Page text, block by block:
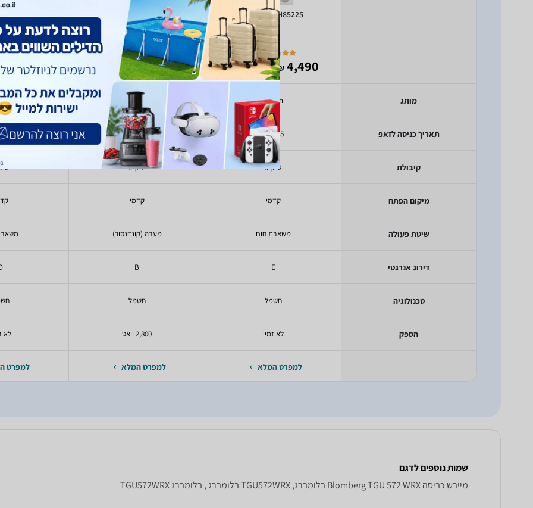
מותג
תאריך כניסה לזאפ
קיבולת
מיקום הפתח
שיטת פעולה
דירוג אנרגטי
טכנולוגיה
הספק
Bosch WTH85225
(
1
)
4,490
₪
- 2,597
₪
Bosch
8/2025
8 ק"ג
קדמי
משאבת חום
E
חשמל
לא זמין
למפרט המלא
Electrolux EW6C4753CM
(
2,469
₪
- 1,696
₪
Electrolux
10/2019
7 ק"ג
קדמי
מעבה (קונדנסור)
B
חשמל
2,800 וואט
למפרט המלא
4,485
₪
9 ק"ג
לא
למפרט
שמות נוספים לדגם
מייבש כביסה Blomberg TGU 572 WRX בלומברג, TGU572WRX בלומברג , בלומברג TGU572WRX